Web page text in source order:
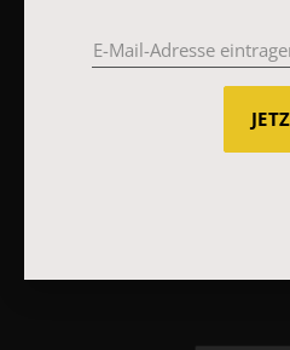
Vertrag widerrufen